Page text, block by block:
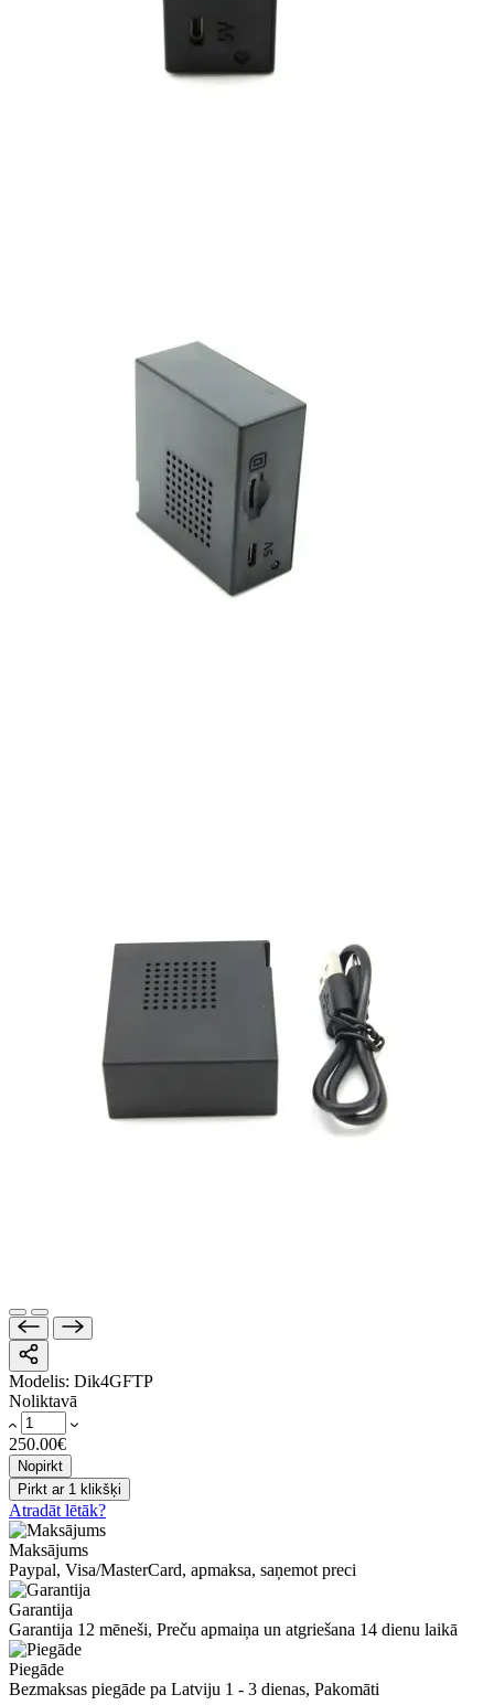
Modelis: Dik4GFTP
Noliktavā
250.00€
Nopirkt
Pirkt ar 1 klikšķi
Atradāt lētāk?
Maksājums
Paypal, Visa/MasterCard, apmaksa, saņemot preci
Garantija
Garantija 12 mēneši, Preču apmaiņa un atgriešana 14 dienu laikā
Piegāde
Bezmaksas piegāde pa Latviju 1 - 3 dienas, Pakomāti